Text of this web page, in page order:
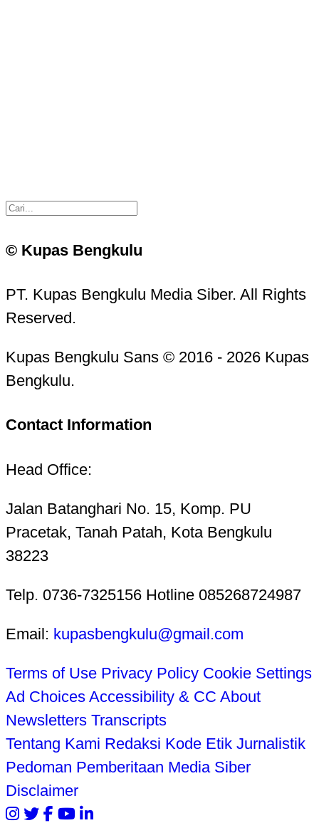
© Kupas Bengkulu
PT. Kupas Bengkulu Media Siber. All Rights
Reserved.
Kupas Bengkulu Sans © 2016 - 2026 Kupas
Bengkulu.
Contact Information
Head Office:
Jalan Batanghari No. 15, Komp. PU
Pracetak, Tanah Patah, Kota Bengkulu
38223
Telp. 0736-7325156 Hotline 085268724987
Email: kupasbengkulu@gmail.com
Terms of Use Privacy Policy Cookie Settings
Ad Choices Accessibility & CC About
Newsletters Transcripts
Tentang Kami Redaksi Kode Etik Jurnalistik
Pedoman Pemberitaan Media Siber
Disclaimer